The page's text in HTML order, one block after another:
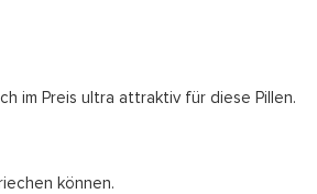
im Preis ultra attraktiv für diese Pillen.
können.